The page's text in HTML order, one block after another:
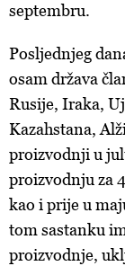
septembru.
Posljednjeg
osam država
Rusije, Iraka,
Kazahstana,
proizvodnji u
proizvodnju za
kao i prije u
tom sastanku
proizvodnje,